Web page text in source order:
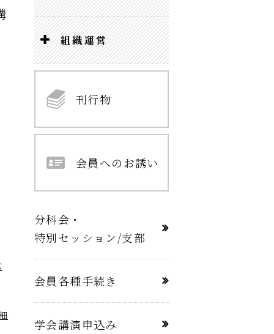
組織運営
刊行物
会員へのお誘い
分科会・
特別セッション/支部
会員各種手続き
学会講演申込み